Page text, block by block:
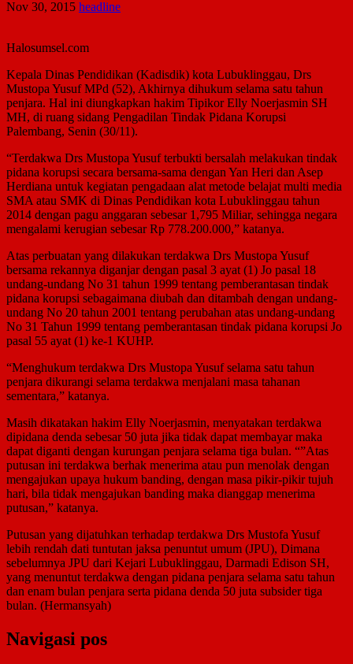
Nov 30, 2015 headline
Halosumsel.com
Kepala Dinas Pendidikan (Kadisdik) kota Lubuklinggau, Drs
Mustopa Yusuf MPd (52), Akhirnya dihukum selama satu tahun
penjara. Hal ini diungkapkan hakim Tipikor Elly Noerjasmin SH
MH, di ruang sidang Pengadilan Tindak Pidana Korupsi
Palembang, Senin (30/11).
“Terdakwa Drs Mustopa Yusuf terbukti bersalah melakukan tindak
pidana korupsi secara bersama-sama dengan Yan Heri dan Asep
Herdiana untuk kegiatan pengadaan alat metode belajat multi media
SMA atau SMK di Dinas Pendidikan kota Lubuklinggau tahun
2014 dengan pagu anggaran sebesar 1,795 Miliar, sehingga negara
mengalami kerugian sebesar Rp 778.200.000,” katanya.
Atas perbuatan yang dilakukan terdakwa Drs Mustopa Yusuf
bersama rekannya diganjar dengan pasal 3 ayat (1) Jo pasal 18
undang-undang No 31 tahun 1999 tentang pemberantasan tindak
pidana korupsi sebagaimana diubah dan ditambah dengan undang-
undang No 20 tahun 2001 tentang perubahan atas undang-undang
No 31 Tahun 1999 tentang pemberantasan tindak pidana korupsi Jo
pasal 55 ayat (1) ke-1 KUHP.
“Menghukum terdakwa Drs Mustopa Yusuf selama satu tahun
penjara dikurangi selama terdakwa menjalani masa tahanan
sementara,” katanya.
Masih dikatakan hakim Elly Noerjasmin, menyatakan terdakwa
dipidana denda sebesar 50 juta jika tidak dapat membayar maka
dapat diganti dengan kurungan penjara selama tiga bulan. “”Atas
putusan ini terdakwa berhak menerima atau pun menolak dengan
mengajukan upaya hukum banding, dengan masa pikir-pikir tujuh
hari, bila tidak mengajukan banding maka dianggap menerima
putusan,” katanya.
Putusan yang dijatuhkan terhadap terdakwa Drs Mustofa Yusuf
lebih rendah dati tuntutan jaksa penuntut umum (JPU), Dimana
sebelumnya JPU dari Kejari Lubuklinggau, Darmadi Edison SH,
yang menuntut terdakwa dengan pidana penjara selama satu tahun
dan enam bulan penjara serta pidana denda 50 juta subsider tiga
bulan. (Hermansyah)
Navigasi pos